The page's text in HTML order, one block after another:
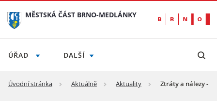
MĚSTSKÁ ČÁST BRNO-MEDLÁNKY
ÚŘAD DALŠÍ
Úvodní stránka Aktuálně Aktuality Ztráty a nálezy -